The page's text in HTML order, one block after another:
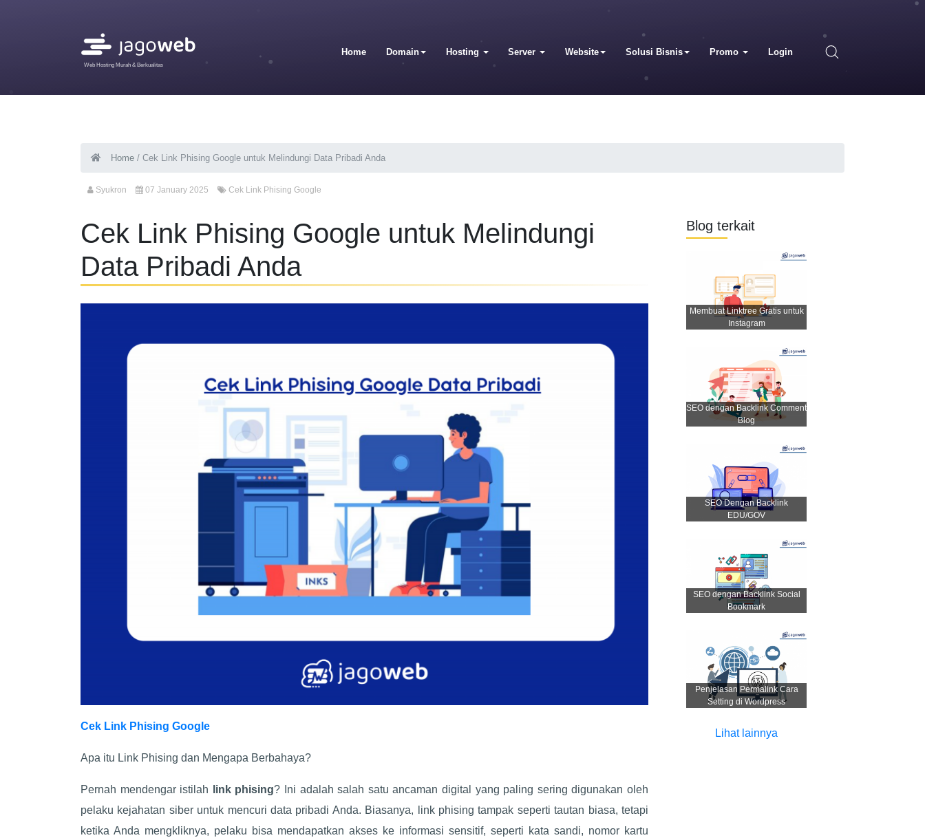
Web Hosting Murah & Berkualitas
Home Domain Hosting Server Website Solusi Bisnis Promo Login
Home / Cek Link Phising Google untuk Melindungi Data Pribadi Anda
Syukron 07 January 2025 Cek Link Phising Google
Cek Link Phising Google untuk Melindungi
Data Pribadi Anda
Cek Link Phising Google
Apa itu Link Phising dan Mengapa Berbahaya?
Pernah mendengar istilah link phising? Ini adalah salah satu ancaman digital yang paling sering digunakan oleh
pelaku kejahatan siber untuk mencuri data pribadi Anda. Biasanya, link phising tampak seperti tautan biasa, tetapi
ketika Anda mengkliknya, pelaku bisa mendapatkan akses ke informasi sensitif, seperti kata sandi, nomor kartu
Blog terkait
Membuat Linktree Gratis untuk
Instagram
SEO dengan Backlink Comment
Blog
SEO Dengan Backlink
EDU/GOV
SEO dengan Backlink Social
Bookmark
Penjelasan Permalink Cara
Setting di Wordpress
Lihat lainnya